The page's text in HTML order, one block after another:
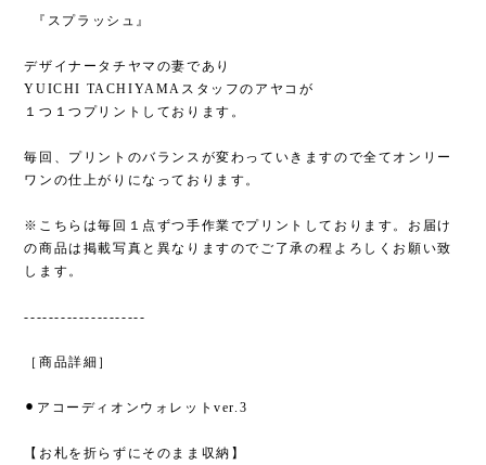
⁡ ⁡『スプラッシュ』
デザイナータチヤマの妻であり
YUICHI TACHIYAMAスタッフのアヤコが
１つ１つプリントしております。
毎回、プリントのバランスが変わっていきますので全てオンリー
ワンの仕上がりになっております。
※こちらは毎回１点ずつ手作業でプリントしております。お届け
の商品は掲載写真と異なりますのでご了承の程よろしくお願い致
します。
--------------------
［商品詳細］
⚫︎アコーディオンウォレットver.3
【お札を折らずにそのまま収納】